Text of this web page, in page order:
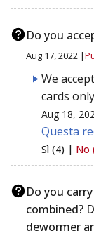
Do you
Aug 17, 2022 |
We
cards
Aug 18,
Questa
Sì (4) | No
Do you
combined?
dewormer